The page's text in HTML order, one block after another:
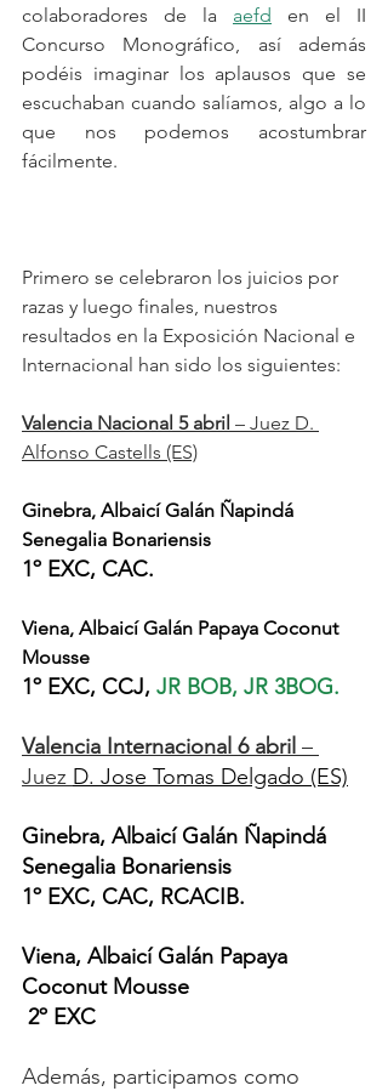
colaboradores de la aefd en el II
Concurso Monográfico, así además
podéis imaginar los aplausos que se
escuchaban cuando salíamos, algo a lo
que nos podemos acostumbrar
fácilmente.
Primero se celebraron los juicios por
razas y luego finales, nuestros
resultados en la Exposición Nacional e
Internacional han sido los siguientes:
Valencia Nacional 5 abril – Juez D.
Alfonso Castells (ES)
Ginebra, Albaicí Galán Ñapindá
Senegalia Bonariensis
1º EXC, CAC.
Viena, Albaicí Galán Papaya Coconut
Mousse
1º EXC, CCJ, JR BOB, JR 3BOG.
Valencia Internacional 6 abril –
Juez D. Jose Tomas Delgado (ES)
Ginebra, Albaicí Galán Ñapindá
Senegalia Bonariensis
1º EXC, CAC, RCACIB.
Viena, Albaicí Galán Papaya
Coconut Mousse
2º EXC
Además, participamos como